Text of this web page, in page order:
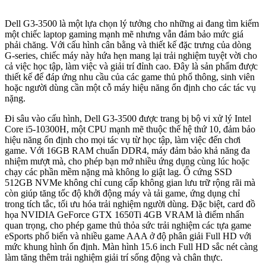
Dell G3-3500 là một lựa chọn lý tưởng cho những ai đang tìm kiếm
một chiếc laptop gaming mạnh mẽ nhưng vẫn đảm bảo mức giá
phải chăng. Với cấu hình cân bằng và thiết kế đặc trưng của dòng
G-series, chiếc máy này hứa hẹn mang lại trải nghiệm tuyệt vời cho
cả việc học tập, làm việc và giải trí đỉnh cao. Đây là sản phẩm được
thiết kế để đáp ứng nhu cầu của các game thủ phổ thông, sinh viên
hoặc người dùng cần một cỗ máy hiệu năng ổn định cho các tác vụ
nặng.
Đi sâu vào cấu hình, Dell G3-3500 được trang bị bộ vi xử lý Intel
Core i5-10300H, một CPU mạnh mẽ thuộc thế hệ thứ 10, đảm bảo
hiệu năng ổn định cho mọi tác vụ từ học tập, làm việc đến chơi
game. Với 16GB RAM chuẩn DDR4, máy đảm bảo khả năng đa
nhiệm mượt mà, cho phép bạn mở nhiều ứng dụng cùng lúc hoặc
chạy các phần mềm nặng mà không lo giật lag. Ổ cứng SSD
512GB NVMe không chỉ cung cấp không gian lưu trữ rộng rãi mà
còn giúp tăng tốc độ khởi động máy và tải game, ứng dụng chỉ
trong tích tắc, tối ưu hóa trải nghiệm người dùng. Đặc biệt, card đồ
họa NVIDIA GeForce GTX 1650Ti 4GB VRAM là điểm nhấn
quan trọng, cho phép game thủ thỏa sức trải nghiệm các tựa game
eSports phổ biến và nhiều game AAA ở độ phân giải Full HD với
mức khung hình ổn định. Màn hình 15.6 inch Full HD sắc nét càng
làm tăng thêm trải nghiệm giải trí sống động và chân thực.